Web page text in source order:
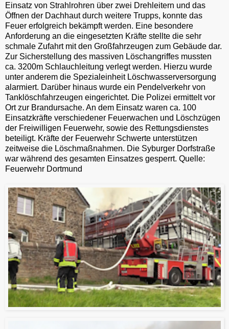
Einsatz von Strahlrohren über zwei Drehleitern und das
Öffnen der Dachhaut durch weitere Trupps, konnte das
Feuer erfolgreich bekämpft werden. Eine besondere
Anforderung an die eingesetzten Kräfte stellte die sehr
schmale Zufahrt mit den Großfahrzeugen zum Gebäude dar.
Zur Sicherstellung des massiven Löschangriffes mussten
ca. 3200m Schlauchleitung verlegt werden. Hierzu wurde
unter anderem die Spezialeinheit Löschwasserversorgung
alarmiert. Darüber hinaus wurde ein Pendelverkehr von
Tanklöschfahrzeugen eingerichtet. Die Polizei ermittelt vor
Ort zur Brandursache. An dem Einsatz waren ca. 100
Einsatzkräfte verschiedener Feuerwachen und Löschzügen
der Freiwilligen Feuerwehr, sowie des Rettungsdienstes
beteiligt. Kräfte der Feuerwehr Schwerte unterstützen
zeitweise die Löschmaßnahmen. Die Syburger Dorfstraße
war während des gesamten Einsatzes gesperrt. Quelle:
Feuerwehr Dortmund